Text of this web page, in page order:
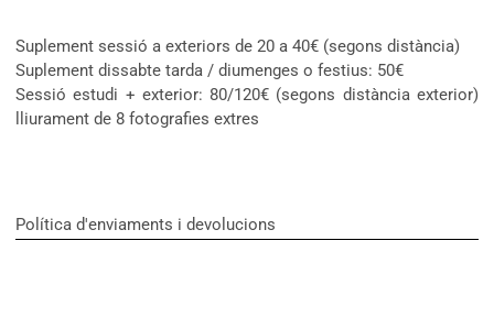
Suplement sessió a exteriors de 20 a 40€ (segons distància)
Suplement dissabte tarda / diumenges o festius: 50€
Sessió estudi + exterior: 80/120€ (segons distància exterior)
lliurament de 8 fotografies extres
Política d'enviaments i devolucions